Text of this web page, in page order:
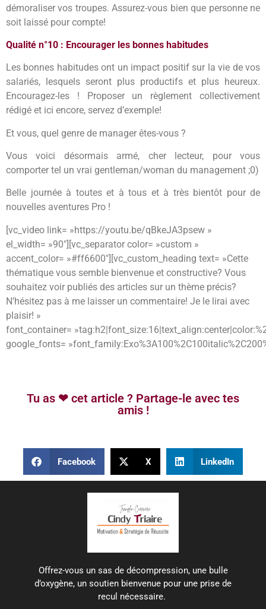
démoraliser vos troupes. Assurez-vous bien que personne ne
soit laissé pour compte!
Qualité n°10 : Encourager les bonnes habitudes
Les bonnes habitudes ont un impact positif sur la vie de vos
salariés, lesquels seront plus productifs et plus heureux.
Encouragez-les ! Proposer un règlement collectivement
rédigé et ici encore, servez d’exemple!
Et vous, quel genre de manager êtes-vous ?
Vous voici désormais armé, cher lecteur, pour vous
comporter tel un vrai gentleman/woman du management ;0)
Belle journée à toutes et à tous et à très bientôt pour de
nouvelles aventures Pro !
[vc_video link= »https://youtu.be/qBkeJA3psew »
el_width= »90″][vc_separator color= »custom »
accent_color= »#ff6600″][vc_custom_heading text= »Cette
thématique vous semble bienvenue et constructive? Vous
souhaitez voir publiés des articles sur un thème précis?
N’hésitez pas à me laisser un commentaire! Je le lirai avec
plaisir! »
font_container=
google_fonts=
Tu as ❤ cet article ? Partage-le avec tes
amis !
Facebook X LinkedIn
Offrez-vous un sas de décompression, une bulle
d’oxygène, un soutien bienvenue pour une prise de
recul nécessaire.